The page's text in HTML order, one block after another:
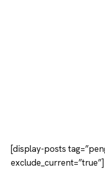
[display-posts
exclude_current=”true”]